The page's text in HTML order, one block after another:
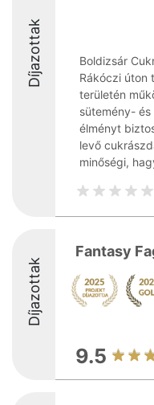
Díjazottak
Boldizsár
Rákóczi úton
területén
sütemény-
élményt
levő
minőségi,
Díjazottak
Fantasy
9.5